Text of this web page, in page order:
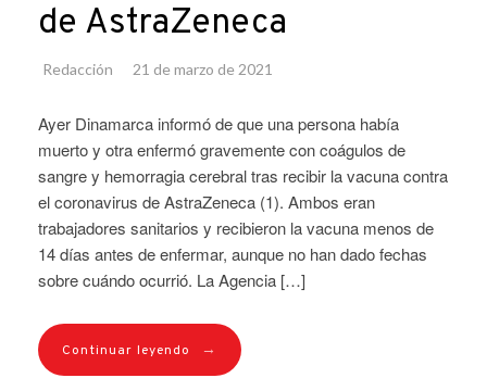
de AstraZeneca
Redacción 21 de marzo de 2021
Ayer Dinamarca informó de que una persona había
muerto y otra enfermó gravemente con coágulos de
sangre y hemorragia cerebral tras recibir la vacuna contra
el coronavirus de AstraZeneca (1). Ambos eran
trabajadores sanitarios y recibieron la vacuna menos de
14 días antes de enfermar, aunque no han dado fechas
sobre cuándo ocurrió. La Agencia […]
Continuar leyendo →